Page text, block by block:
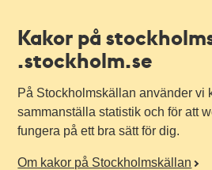
Kakor på
.stockholm.se
På Stockholmskällan använder vi
sammanställa statistik och för att
fungera på ett bra sätt för dig.
Om kakor på Stockholmskällan